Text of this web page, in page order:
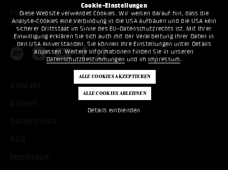
Cookie-Einstellungen
Diese Website verwendet Cookies. Wir weisen darauf hin, dass die
Analyse-Cookies eine Verbindung in die USA aufbauen und die USA kein
sicherer Drittstaat im Sinne des EU-Datenschutzrechts ist. Mit Ihrer
Einwilligung erklären Sie sich auch mit der Verarbeitung Ihrer Daten in
den USA einverstanden. Sie können Ihre Einstellungen unter Details
anpassen. Weitere Informationen finden Sie in unseren
Datenschutzbestimmungen und im Impressum .
Details einblenden
Fon:+49 621 53397200
Mail:info@popakademie.de
Kontakt
Anfahrt
Datenschutz
AGB
Impressum